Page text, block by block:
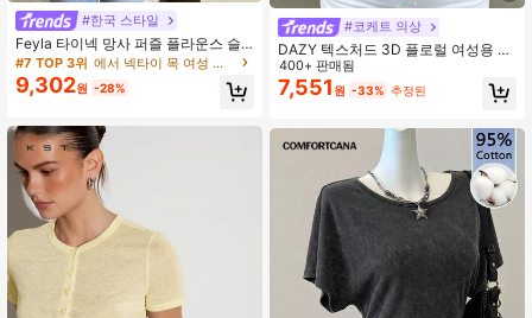
#한국 스타일
Feyla 타이넥 망사 퍼즐 플라운스 슬
리브 블라우스
#7 TOP 3위 에서 넥타이 목 여성 상의, 블라우스 & 티
9,302원 -28%
#코케트 의상
DAZY 텍스처드 3D 플로럴 여성용 캐
미솔 탑 비대칭 밑단 여름 발렌타인데
이 외출용 탑
400+ 판매됨
7,551 원 -33% 추정된